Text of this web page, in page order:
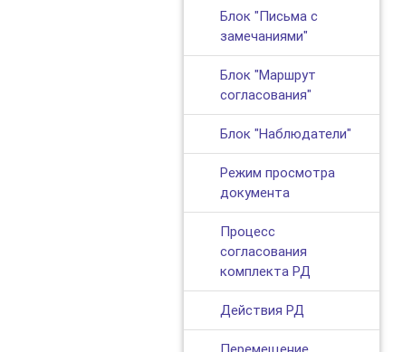
Блок "Письма с
замечаниями"
Блок "Маршрут
согласования"
Блок "Наблюдатели"
Режим просмотра
документа
Процесс
согласования
комплекта РД
Действия РД